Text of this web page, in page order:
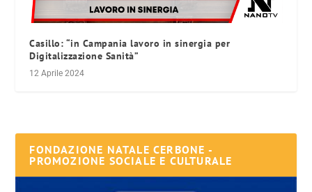
Casillo: “in Campania lavoro in sinergia per
Digitalizzazione Sanità”
12 Aprile 2024
FONDAZIONE NATALE CERBONE -
PROMOZIONE SOCIALE E CULTURALE